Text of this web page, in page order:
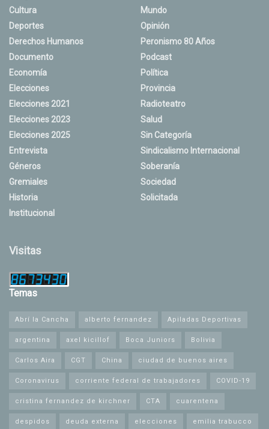
Cultura
Deportes
Derechos Humanos
Documento
Economía
Elecciones
Elecciones 2021
Elecciones 2023
Elecciones 2025
Entrevista
Géneros
Gremiales
Historia
Institucional
Mundo
Opinión
Peronismo 80 Años
Podcast
Política
Provincia
Radioteatro
Salud
Sin Categoría
Sindicalismo Internacional
Soberanía
Sociedad
Solicitada
Visitas
Temas
Abrí la Cancha alberto fernandez Apiladas Deportivas
argentina axel kicillof Boca Juniors Bolivia
Carlos Aira CGT China ciudad de buenos aires
Coronavirus corriente federal de trabajadores COVID-19
cristina fernandez de kirchner CTA cuarentena
despidos deuda externa elecciones emilia trabucco